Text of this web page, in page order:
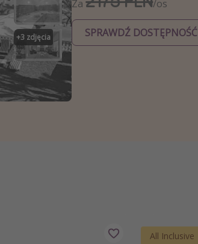
+3 zdjęcia
Za /os
SPRAWDŹ DOSTĘPNOŚĆ
All Inclusive